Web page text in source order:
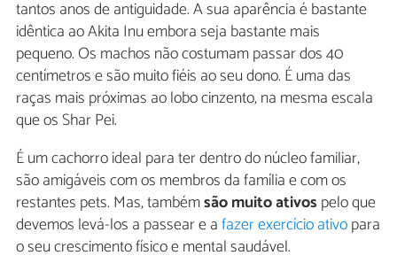
tantos anos de antiguidade. A sua aparência é bastante
idêntica ao Akita Inu embora seja bastante mais
pequeno. Os machos não costumam passar dos 40
centímetros e são muito fiéis ao seu dono. É uma das
raças mais próximas ao lobo cinzento, na mesma escala
que os Shar Pei.
É um cachorro ideal para ter dentro do núcleo familiar,
são amigáveis com os membros da família e com os
restantes pets. Mas, tambémsão muito ativos pelo que
devemos levá-los a passear e afazer exercício ativopara
o seu crescimento físico e mental saudável.